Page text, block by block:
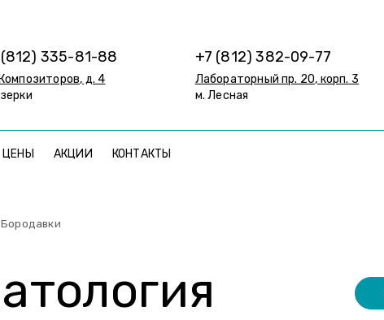
335-81-88
д. 4
+7 (812) 382-09-77
Лабораторный пр. 20, корп. 3
м. Лесная
ЦЕНЫ АКЦИИ КОНТАКТЫ
Бородавки